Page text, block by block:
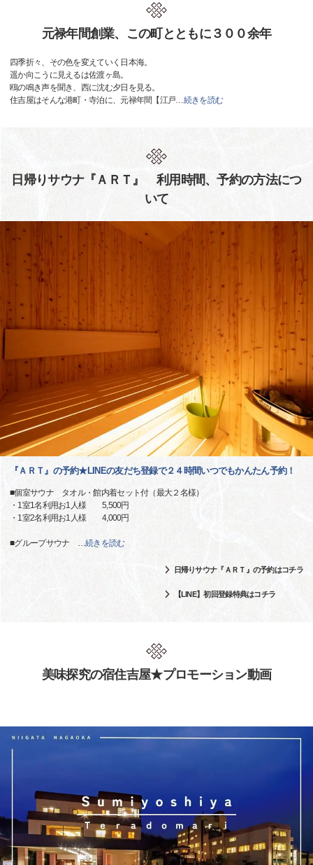
元禄年間創業、この町とともに３００余年
四季折々、その色を変えていく日本海。
遥か向こうに見えるは佐渡ヶ島。
鴎の鳴き声を聞き、西に沈む夕日を見る。
住吉屋はそんな港町・寺泊に、元禄年間【江戸…続きを読む
日帰りサウナ『ＡＲＴ』 利用時間、予約の方法につ
いて
『ＡＲＴ』の予約★LINEの友だち登録で２４時間いつでもかんたん予約！
■個室サウナ タオル・館内着セット付（最大２名様）
・1室1名利用お1人様 5,500円
・1室2名利用お1人様 4,000円
■グループサウナ …続きを読む
日帰りサウナ『ＡＲＴ』の予約はコチラ
【LINE】初回登録特典はコチラ
美味探究の宿住吉屋★プロモーション動画